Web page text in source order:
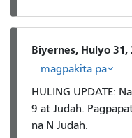
Biyernes, Hulyo 31,
magpakita pa
HULING UPDATE:
9 at Judah.
na N Judah.